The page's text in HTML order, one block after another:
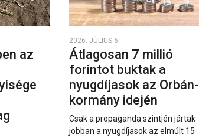
az
2026. JÚLIUS 6.
Átlagosan 7 millió
forintot buktak a
nyugdíjasok az Orbán-
kormány idején
Csak a propaganda szintjén jártak
jobban a nyugdíjasok az elmúlt 15